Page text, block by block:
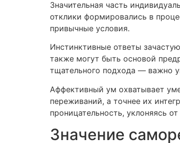
Значительная часть
отклики формировались в
привычные условия.
Инстинктивные ответы
также могут быть основой
тщательного подхода — важно
Аффективный ум охватывает
переживаний, а точнее их
проницательность, уклоняясь
Значение